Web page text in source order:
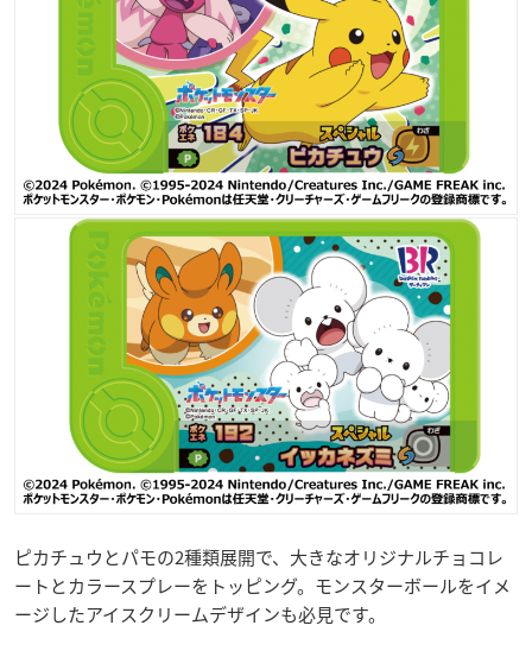
ピカチュウとパモの2種類展開で、大きなオリジナルチョコレ
ートとカラースプレーをトッピング。モンスターボールをイメ
ージしたアイスクリームデザインも必見です。